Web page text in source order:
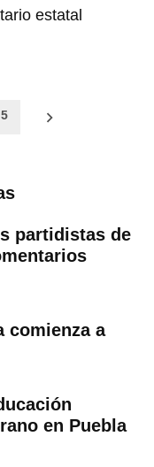
estatal
5
partidistas de
comienza a
en Puebla